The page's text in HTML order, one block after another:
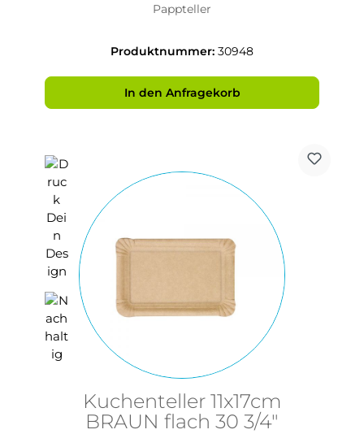
Pappteller
Produktnummer: 30948
In den Anfragekorb
Kuchenteller 11x17cm
BRAUN flach 30 3/4"